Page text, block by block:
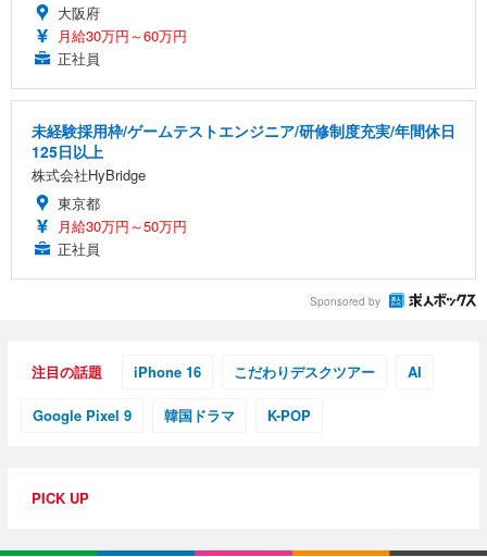
大阪府
月給30万円～60万円
正社員
未経験採用枠/ゲームテストエンジニア/研修制度充実/年間休日
125日以上
株式会社HyBridge
東京都
月給30万円～50万円
正社員
Sponsored by
注目の話題 iPhone 16 こだわりデスクツアー AI
Google Pixel 9 韓国ドラマ K-POP
PICK UP